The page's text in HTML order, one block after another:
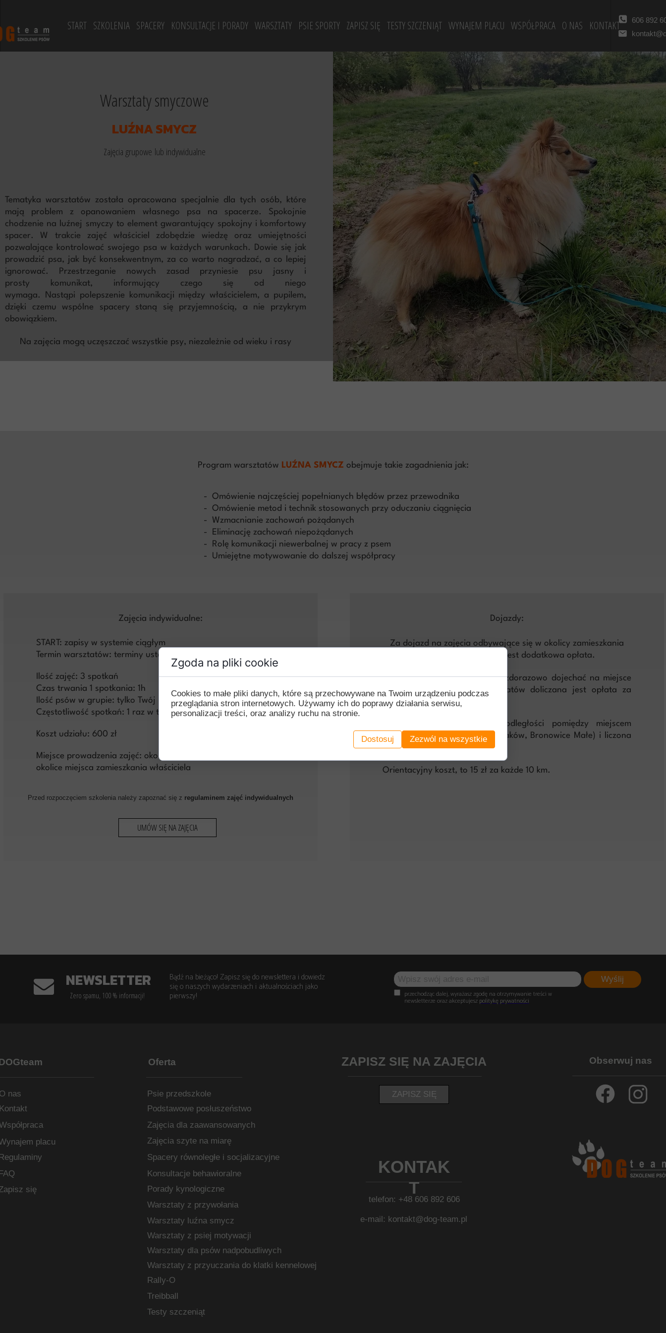
Za dojazd na zajęcia odbywające się w okolicy zamieszkania
właściciela pobierana jest dodatkowa opłata.
Z racji faktu, iż trener musi każdorazowo dojechać na miejsce
spotkania, to do ceny warsztatów doliczana jest opłata za
dojazd.
Kwota ta jest zależna od odległości pomiędzy miejscem
spotkania, a siedzibą firmy (Kraków, Bronowice Małe) i liczona
jest w obydwie strony.
Orientacyjny koszt, to 15 zł za każde 10 km.
Dojazdy:
606 892
START SZKOLENIA
ZAJĘCIA SZYTE NA MIARĘ
SPACERY KONSULTACJE I PORADY WARSZTATY
WARSZTATY LUŹNA SMYCZ
WARSZTATY Z PSIEJ MOTYWACJI
WARSZTATY DLA PSÓW NADPOBUDLIWYCH
WARSZTATY Z PRZYUCZANIA DO KLATKI KENNELOWEJ
PSIE SPORTY
TREIBBALL
ZAPISZ SIĘ TESTY SZCZENIĄT WYNAJEM PLACU WSPÓŁPRACA O NAS KONTAKT
UMÓW SIĘ NA ZAJĘCIA
Przed rozpoczęciem szkolenia należy zapoznać się z regulaminem zajęć indywidualnych
START: zapisy w systemie ciągłym
Termin warsztatów: terminy ustalamy indywidualnie
Ilość zajęć: 3 spotkań
Czas trwania 1 spotkania: 1h
Ilość psów w grupie: tylko Twój pies
Częstotliwość spotkań: 1 raz w tygodniu
Koszt udziału: 600 zł
Miejsce prowadzenia zajęć: okolice naszego placu treningowego lub
okolice miejsca zamieszkania właściciela
Zajęcia indywidualne:
Tematyka warsztatów została opracowana specjalnie dla tych osób, które
mają problem z opanowaniem własnego psa na spacerze. Spokojnie
chodzenie na luźnej smyczy to element gwarantujący spokojny i komfortowy
spacer. W trakcie zajęć właściciel zdobędzie wiedzę oraz umiejętności
pozwalające kontrolować swojego psa w każdych warunkach. Dowie się jak
prowadzić psa, jak być konsekwentnym, za co warto nagradzać, a co lepiej
ignorować. Przestrzeganie nowych zasad przyniesie psu jasny i
prosty komunikat, informujący czego się od niego
wymaga. Nastąpi polepszenie komunikacji między właścicielem, a pupilem,
dzięki czemu wspólne spacery staną się przyjemnością, a nie przykrym
obowiązkiem.
Na zajęcia mogą uczęszczać wszystkie psy, niezależnie od wieku i rasy
Program warsztatów LUŹNA SMYCZ obejmuje takie zagadnienia jak:
- Omówienie najczęściej popełnianych błędów przez przewodnika
- Omówienie metod i technik stosowanych przy oduczaniu ciągnięcia
- Wzmacnianie zachowań pożądanych
- Eliminację zachowań niepożądanych
- Rolę komunikacji niewerbalnej w pracy z psem
- Umiejętne motywowanie do dalszej współpracy
Warsztaty smyczowe
LUŹNA SMYCZ
Zajęcia grupowe lub indywidualne
ZAPISZ SIĘ NA ZAJĘCIA
ZAPISZ SIĘ
Warsztaty z przyuczania do klatki kennelowej
Warsztaty dla psów nadpobudliwych
Warsztaty z psiej motywacji
NEWSLETTER
przechodząc dalej, wyrażasz zgodę na otrzymywanie treści w
newsletterze oraz akceptujesz politykę prywatności
Wyślij
Zero spamu, 100 % informacji!
Bądź na bieżąco! Zapisz się do newslettera i dowiedz
się o naszych wydarzeniach i aktualnościach jako
pierwszy!
telefon: +48 606 892 606
Warsztaty z przywołania
Warsztaty luźna smycz
Podstawowe posłuszeństwo
Psie przedszkole
placu
nas
Konsultacje behawioralne
Oferta
Spacery równoległe i socjalizacyjne
Porady kynologiczne
KONTAK
T
e-mail: kontakt@dog-team.pl
Obserwuj nas
Testy szczeniąt
Zajęcia dla zaawansowanych
Zajęcia szyte na miarę
Rally-O
Treibball
się
Zgoda na pliki cookie
Cookies to małe pliki danych, które są przechowywane na Twoim urządzeniu podczas
przeglądania stron internetowych. Używamy ich do poprawy działania serwisu,
personalizacji treści, oraz analizy ruchu na stronie.
Dostosuj Zezwól na wszystkie